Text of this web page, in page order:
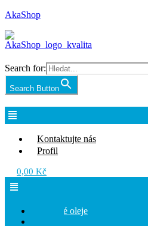
AkaShop
Search for:
Search Button
Nabídka
Kontaktujte nás
Profil
0,00 Kč
Nabídka
Olivové oleje